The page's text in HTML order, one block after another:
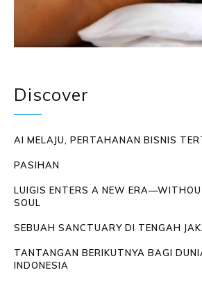
Discover
AI MELAJU, PERTAHANAN BISNIS
PASIHAN
LUIGIS ENTERS A NEW
SOUL
SEBUAH SANCTUARY DI TENGAH
TANTANGAN BERIKUTNYA BAGI
INDONESIA